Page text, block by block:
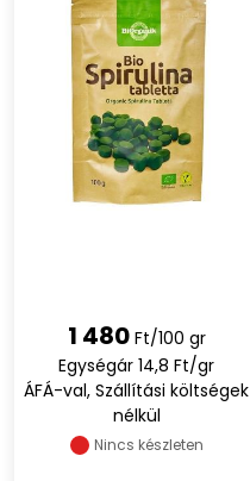
1 480 Ft/100 gr
Egységár 14,8 Ft/gr
ÁFÁ-val, Szállítási költségek
nélkül
Nincs készleten